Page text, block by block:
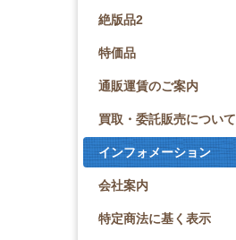
絶版品2
特価品
通販運賃のご案内
買取・委託販売について
インフォメーション
会社案内
特定商法に基く表示